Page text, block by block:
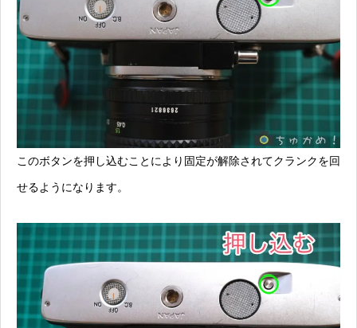
このボタンを押し込むことにより固定が解除されてクランクを回
せるようになります。